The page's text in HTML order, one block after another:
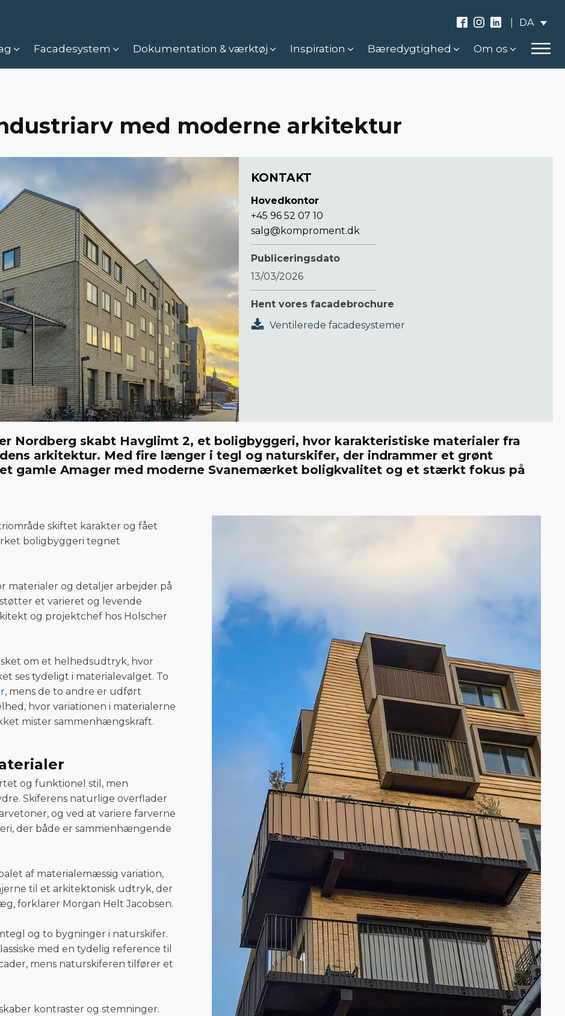
DA
Facadesystem Dokumentation & værktøj Inspiration Bæredygtighed Om os
med moderne arkitektur
KONTAKT
Hovedkontor
+45 96 52 07 10
salg@komproment.dk
Publiceringsdato
13/03/2026
Hent vores facadebrochure
Ventilerede facadesystemer
Nordberg skabt Havglimt 2, et boligbyggeri, hvor karakteristiske materialer fra
arkitektur. Med fire længer i tegl og naturskifer, der indrammer et grønt
gamle Amager med moderne Svanemærket boligkvalitet og et stærkt fokus på
skiftet karakter og fået
boligbyggeri tegnet
materialer og detaljer arbejder på
et varieret og levende
og projektchef hos Holscher
om et helhedsudtryk, hvor
ses tydeligt i materialevalget. To
, mens de to andre er udført
hvor variationen i materialerne
mister sammenhængskraft.
og funktionel stil, men
Skiferens naturlige overflader
og ved at variere farverne
der både er sammenhængende
af materialemæssig variation,
til et arkitektonisk udtryk, der
forklarer Morgan Helt Jacobsen.
og to bygninger i naturskifer.
med en tydelig reference til
mens naturskiferen tilfører et
kontraster og stemninger.